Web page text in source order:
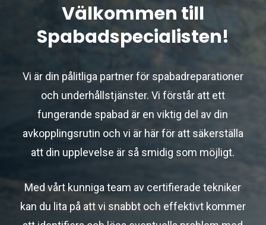
Välkommen till
Spabadspecialisten!
Vi är din pålitliga partner för spabadreparationer
och underhållstjänster. Vi förstår att ett
fungerande spabad är en viktig del av din
avkopplingsrutin och vi är här för att säkerställa
att din upplevelse är så smidig som möjligt.
Med vårt kunniga team av certifierade tekniker
kan du lita på att vi snabbt och effektivt kommer